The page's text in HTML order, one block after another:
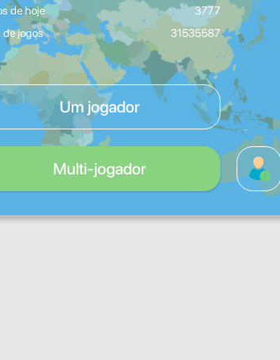
de hoje
3777
de jogos
31535587
Um jogador
Multi-jogador